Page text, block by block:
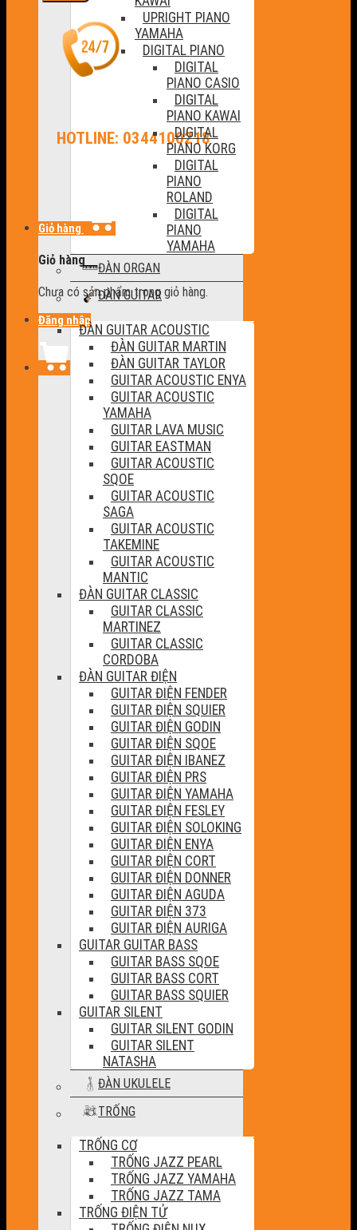
HOTLINE: 0344100218
Giỏ hàng
Giỏ hàng
Chưa có sản phẩm trong giỏ hàng.
Đăng nhập
UPRIGHT PIANO
YAMAHA
DIGITAL PIANO
DIGITAL
PIANO CASIO
DIGITAL
PIANO KAWAI
DIGITAL
PIANO KORG
DIGITAL
PIANO
ROLAND
DIGITAL
PIANO
YAMAHA
ĐÀN ORGAN
ĐÀN GUITAR
ĐÀN GUITAR ACOUSTIC
ĐÀN GUITAR MARTIN
ĐÀN GUITAR TAYLOR
GUITAR ACOUSTIC ENYA
GUITAR ACOUSTIC
YAMAHA
GUITAR LAVA MUSIC
GUITAR EASTMAN
GUITAR ACOUSTIC
SQOE
GUITAR ACOUSTIC
SAGA
GUITAR ACOUSTIC
TAKEMINE
GUITAR ACOUSTIC
MANTIC
ĐÀN GUITAR CLASSIC
GUITAR CLASSIC
MARTINEZ
GUITAR CLASSIC
CORDOBA
ĐÀN GUITAR ĐIỆN
GUITAR ĐIỆN FENDER
GUITAR ĐIỆN SQUIER
GUITAR ĐIỆN GODIN
GUITAR ĐIỆN SQOE
GUITAR ĐIỆN IBANEZ
GUITAR ĐIỆN PRS
GUITAR ĐIỆN YAMAHA
GUITAR ĐIỆN FESLEY
GUITAR ĐIỆN SOLOKING
GUITAR ĐIỆN ENYA
GUITAR ĐIỆN CORT
GUITAR ĐIỆN DONNER
GUITAR ĐIỆN AGUDA
GUITAR ĐIỆN 373
GUITAR ĐIỆN AURIGA
GUITAR GUITAR BASS
GUITAR BASS SQOE
GUITAR BASS CORT
GUITAR BASS SQUIER
GUITAR SILENT
GUITAR SILENT GODIN
GUITAR SILENT
NATASHA
ĐÀN UKULELE
TRỐNG
TRỐNG CƠ
TRỐNG JAZZ PEARL
TRỐNG JAZZ YAMAHA
TRỐNG JAZZ TAMA
TRỐNG ĐIỆN TỬ